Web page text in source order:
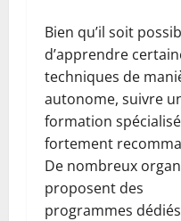
Bien qu’il soit
d’apprendre
techniques de
autonome, suivre
formation
fortement
De nombreux
proposent des
programmes